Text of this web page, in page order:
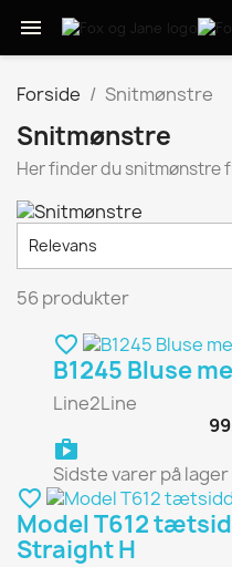

Forside Snitmønstre
Snitmønstre
Her finder du snitmønstre
Relevans
56 produkter
favorite_border
B1245 Bluse
Line2Line
Sidste varer på lager
favorite_border
Model T612
Straight H